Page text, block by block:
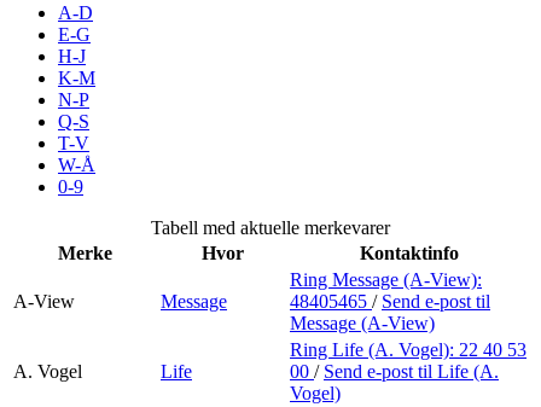
Merker
Inspirasjon
Søk
Åpningstider
Praktisk informasjon
A-D
E-G
H-J
K-M
N-P
Q-S
T-V
W-Å
0-9
Tabell med aktuelle merkevarer
Merke
Hvor Kontaktinfo
A-View Message
Ring Message (A-View):
48405465 / Send e-post til
Message (A-View)
A. Vogel Life
Ring Life (A. Vogel): 22 40 53
00 / Send e-post til Life (A.
Vogel)